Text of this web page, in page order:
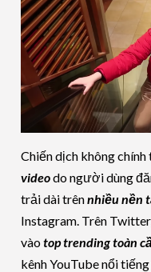
Chiến dịch không
videodo người dùng
trải dài trênnhiều nền
Instagram. Trên
vàotop trending toàn
kênh YouTube nổi